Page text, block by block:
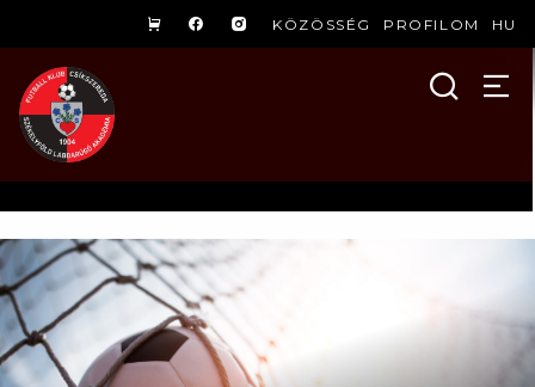
KÖZÖSSÉG PROFILOM HU